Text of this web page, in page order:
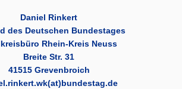
Daniel Rinkert
des Deutschen Bundestages
Rhein-Kreis Neuss
Breite Str. 31
41515 Grevenbroich